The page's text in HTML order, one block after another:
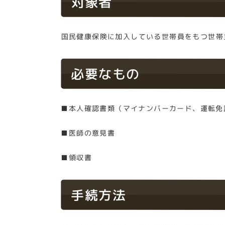
国民健康保険に加入している世帯員をもつ世帯
必要なもの
■本人確認書類（マイナンバーカード、運転免
■医師の意見書
■領収書
手続方法